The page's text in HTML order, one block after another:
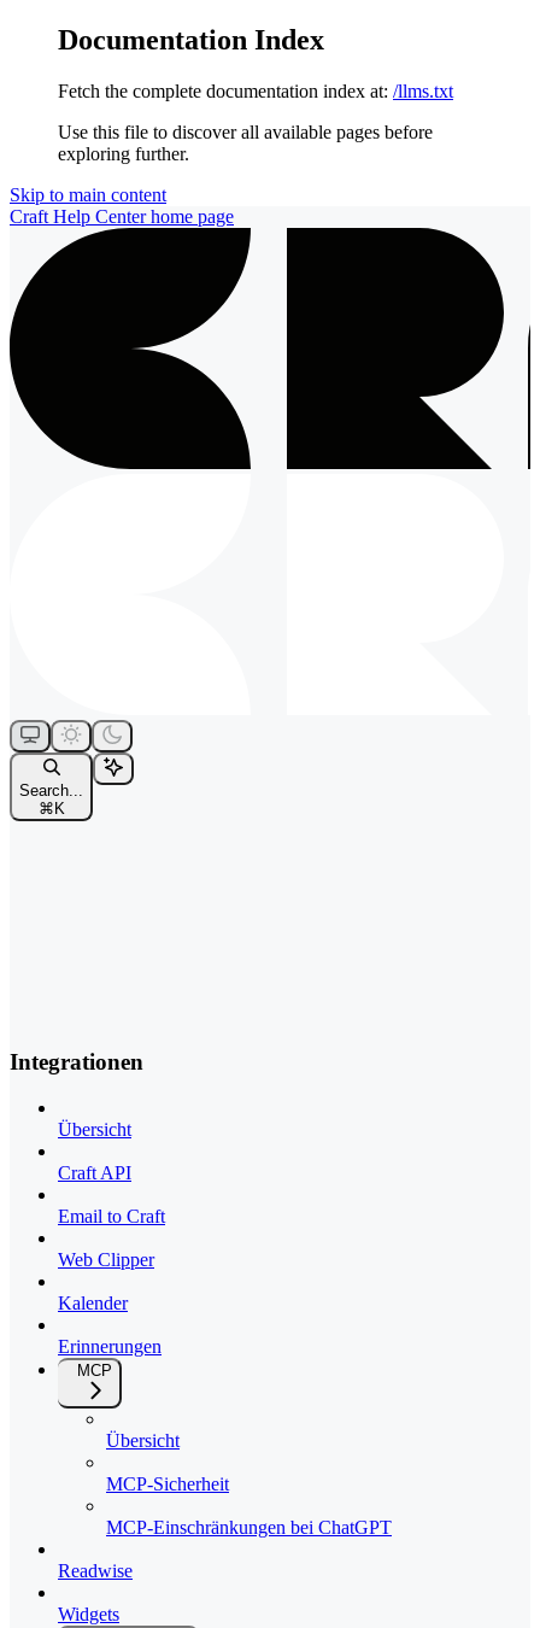
Documentation Index
Fetch the complete documentation index at: /llms.txt
Use this file to discover all available pages before
exploring further.
Skip to main content
Craft Help Centerhome page
Search...
⌘ K
Integrationen
Übersicht
Craft API
Email to Craft
Web Clipper
Kalender
Erinnerungen
MCP
Übersicht
MCP-Sicherheit
MCP-Einschränkungen bei ChatGPT
Readwise
Widgets